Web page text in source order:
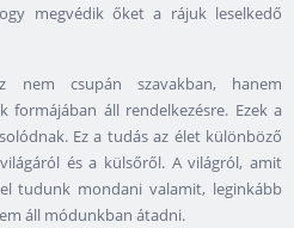
megvédik őket a rájuk leselkedő
nem csupán szavakban, hanem
formájában áll rendelkezésre. Ezek a
Ez a tudás az élet különböző
és a külsőről. A világról, amit
tudunk mondani valamit, leginkább
áll módunkban átadni.